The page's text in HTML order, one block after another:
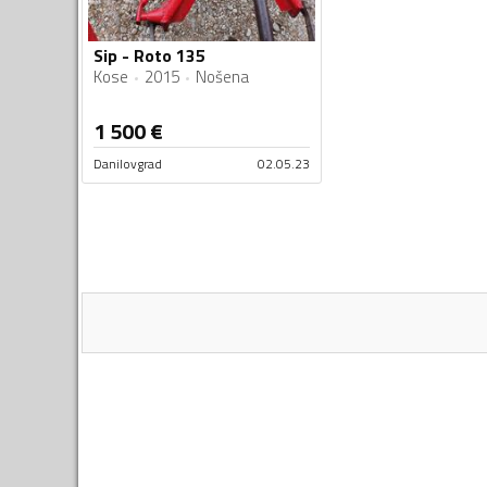
Sip - Roto 135
Kose 2015 Nošena
1 500€
Danilovgrad 02.05.23